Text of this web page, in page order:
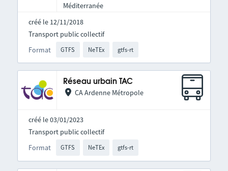
Méditerranée
créé le 12/11/2018
Format GTFS NeTEx gtfs-rt
Transport public collectif
Réseau urbain TAC
CA Ardenne Métropole
créé le 03/01/2023
Format GTFS NeTEx gtfs-rt
Transport public collectif